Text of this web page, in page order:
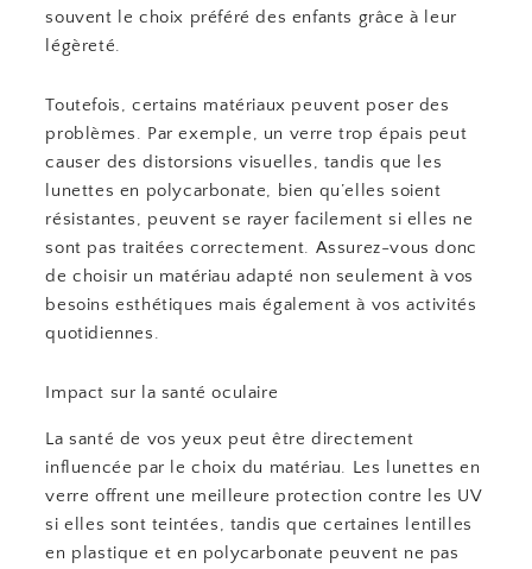
souvent le choix préféré des enfants grâce à leur
légèreté.
Toutefois, certains matériaux peuvent poser des
problèmes. Par exemple, un verre trop épais peut
causer des distorsions visuelles, tandis que les
lunettes en polycarbonate, bien qu’elles soient
résistantes, peuvent se rayer facilement si elles ne
sont pas traitées correctement. Assurez-vous donc
de choisir un matériau adapté non seulement à vos
besoins esthétiques mais également à vos activités
quotidiennes.
Impact sur la santé oculaire
La santé de vos yeux peut être directement
influencée par le choix du matériau. Les lunettes en
verre offrent une meilleure protection contre les UV
si elles sont teintées, tandis que certaines lentilles
en plastique et en polycarbonate peuvent ne pas